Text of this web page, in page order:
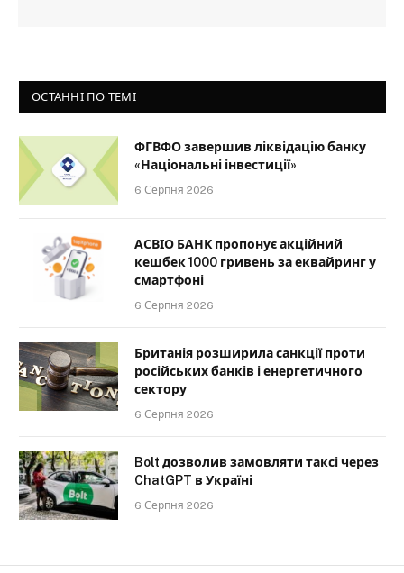
ОСТАННІ ПО ТЕМІ
ФГВФО завершив ліквідацію банку
«Національні інвестиції»
6 Серпня 2026
АСВІО БАНК пропонує акційний
кешбек 1000 гривень за еквайринг у
смартфоні
6 Серпня 2026
Британія розширила санкції проти
російських банків і енергетичного
сектору
6 Серпня 2026
Bolt дозволив замовляти таксі через
ChatGPT в Україні
6 Серпня 2026